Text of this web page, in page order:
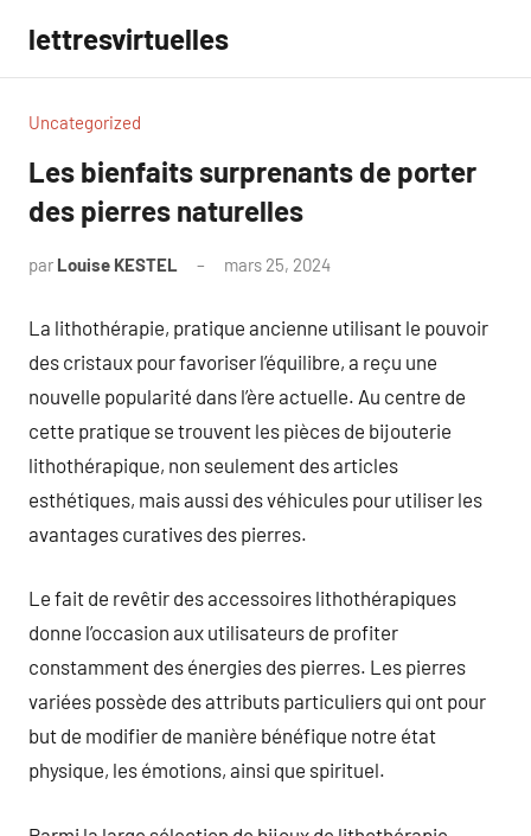
contenu
lettresvirtuelles
Uncategorized
Les bienfaits surprenants de porter
des pierres naturelles
par Louise KESTEL mars 25, 2024
La lithothérapie, pratique ancienne utilisant le pouvoir
des cristaux pour favoriser l’équilibre, a reçu une
nouvelle popularité dans l’ère actuelle. Au centre de
cette pratique se trouvent les pièces de bijouterie
lithothérapique, non seulement des articles
esthétiques, mais aussi des véhicules pour utiliser les
avantages curatives des pierres.
Le fait de revêtir des accessoires lithothérapiques
donne l’occasion aux utilisateurs de profiter
constamment des énergies des pierres. Les pierres
variées possède des attributs particuliers qui ont pour
but de modifier de manière bénéfique notre état
physique, les émotions, ainsi que spirituel.